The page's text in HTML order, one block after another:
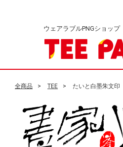
ウェアラブルPNGショッ
全商品 TEE たいと白墨朱文印